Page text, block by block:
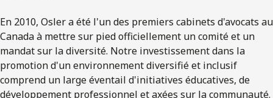
En 2010, Osler a été l'un des premiers cabinets d'avocats au
Canada à mettre sur pied officiellement un comité et un
mandat sur la diversité. Notre investissement dans la
promotion d'un environnement diversifié et inclusif
comprend un large éventail d'initiatives éducatives, de
développement professionnel et axées sur la communauté.